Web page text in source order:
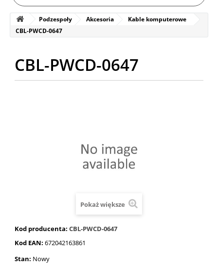
Podzespoły Akcesoria
Kable komputerowe
CBL-PWCD-0647
CBL-PWCD-0647
Pokaż większe
Kod producenta: CBL-PWCD-0647
Kod EAN: 672042163861
Stan: Nowy